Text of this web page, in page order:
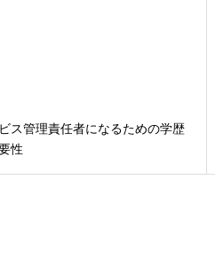
ス管理責任者になるための学歴
性